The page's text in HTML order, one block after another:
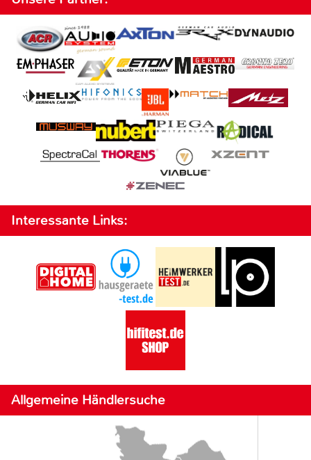
Interessante Links:
Allgemeine Händlersuche